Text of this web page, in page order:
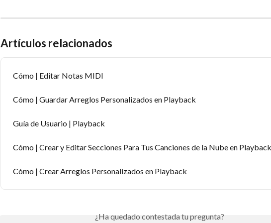
Artículos relacionados
Cómo | Editar Notas MIDI
Cómo | Guardar Arreglos Personalizados en Playback
Guía de Usuario | Playback
Cómo | Crear y Editar Secciones Para Tus Canciones de la Nube en Playback
Cómo | Crear Arreglos Personalizados en Playback
¿Ha quedado contestada tu pregunta?